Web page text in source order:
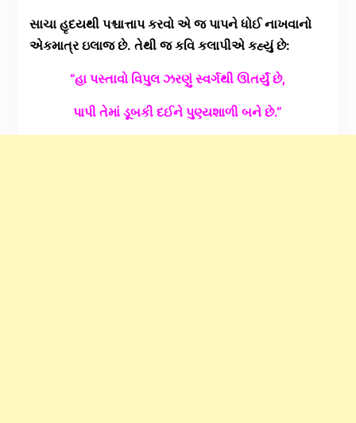
સાચા હૃદયથી પશ્ચાત્તાપ કરવો એ જ પાપને ધોઈ નાખવાનો
એકમાત્ર ઇલાજ છે. તેથી જ કવિ કલાપીએ કહ્યું છે:
“હા પસ્તાવો વિપુલ ઝરણું સ્વર્ગથી ઊતર્યું છે,
પાપી તેમાં ડૂબકી દઈને પુણ્યશાળી બને છે.”